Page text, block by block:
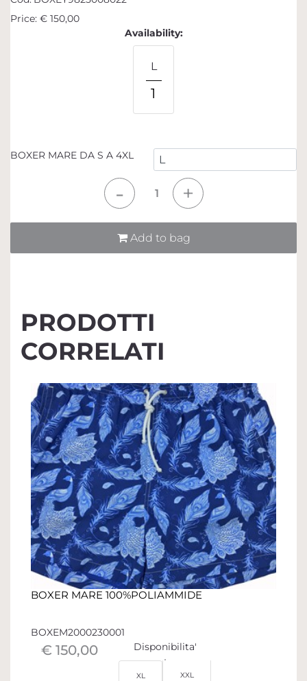
Price: € 150,00
Availability:
L
1
BOXER MARE DA S A 4XL
Add to bag
PRODOTTI
CORRELATI
BOXER MARE 100%POLIAMMIDE
BOXEM2000230001
€ 150,00 Disponibilita'
XL XXL